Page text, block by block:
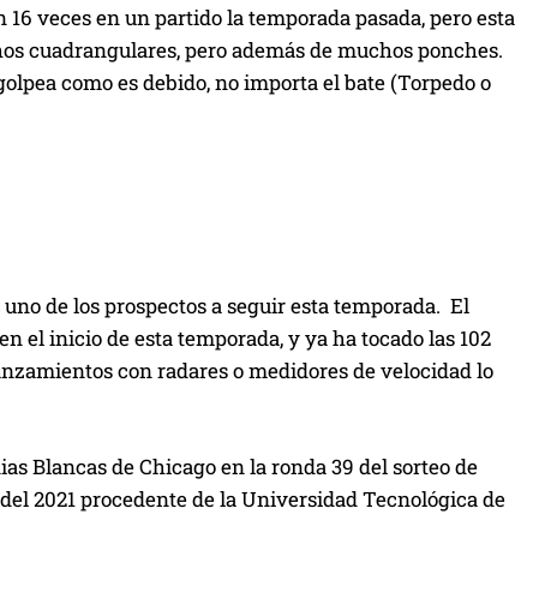
veces en un partido la temporada pasada, pero esta
cuadrangulares, pero además de muchos ponches.
como es debido, no importa el bate (Torpedo o
uno de los prospectos a seguir esta temporada. El
el inicio de esta temporada, y ya ha tocado las 102
con radares o medidores de velocidad lo
Blancas de Chicago en la ronda 39 del sorteo de
2021 procedente de la Universidad Tecnológica de